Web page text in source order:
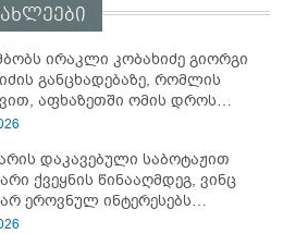
ირაკლი კობახიძე გიორგი
განცხადებაზე, რომლის
აფხაზეთში ომის დროს
ტყვეები არ აჰყავდათ"
დაკავებული საბოტაჟით
ქვეყნის წინააღმდეგ, ვინც
ეროვნულ ინტერესებს
ყველამ უნდა იცოდეს,